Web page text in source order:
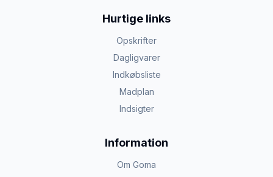
Hurtige links
Opskrifter
Dagligvarer
Indkøbsliste
Madplan
Indsigter
Information
Om Goma